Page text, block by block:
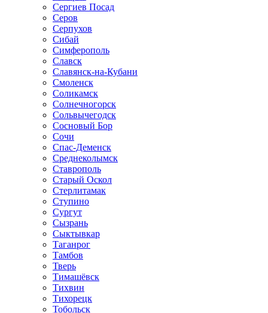
Сергиев Посад
Серов
Серпухов
Сибай
Симферополь
Славск
Славянск-на-Кубани
Смоленск
Соликамск
Солнечногорск
Сольвычегодск
Сосновый Бор
Сочи
Спас-Деменск
Среднеколымск
Ставрополь
Старый Оскол
Стерлитамак
Ступино
Сургут
Сызрань
Сыктывкар
Таганрог
Тамбов
Тверь
Тимашёвск
Тихвин
Тихорецк
Тобольск